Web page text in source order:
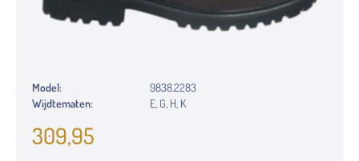
Model:
9838.2283
Wijdtematen:
E, G, H, K
309,95